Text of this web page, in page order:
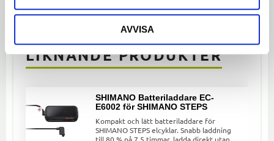
AVVISA
Facebook
TwitterLinkedIn
LIKNANDE PRODUKTER
SHIMANO Batteriladdare EC-
E6002 för SHIMANO STEPS
Kompakt och lätt batteriladdare för
SHIMANO STEPS elcyklar. Snabb laddning
till 80 % på 7,5 timmar, ladda direkt utan